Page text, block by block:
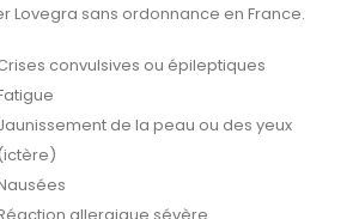
Lovegra sans ordonnance en France.
convulsives ou épileptiques
de la peau ou des yeux
(ictère)